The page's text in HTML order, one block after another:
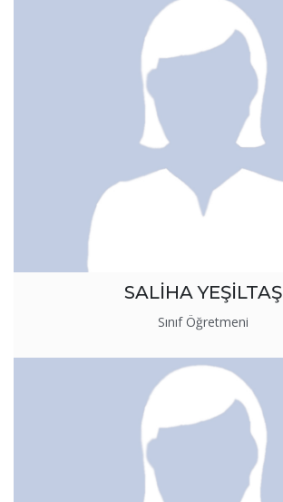
SALİHA YEŞİLTAŞ
Sınıf Öğretmeni